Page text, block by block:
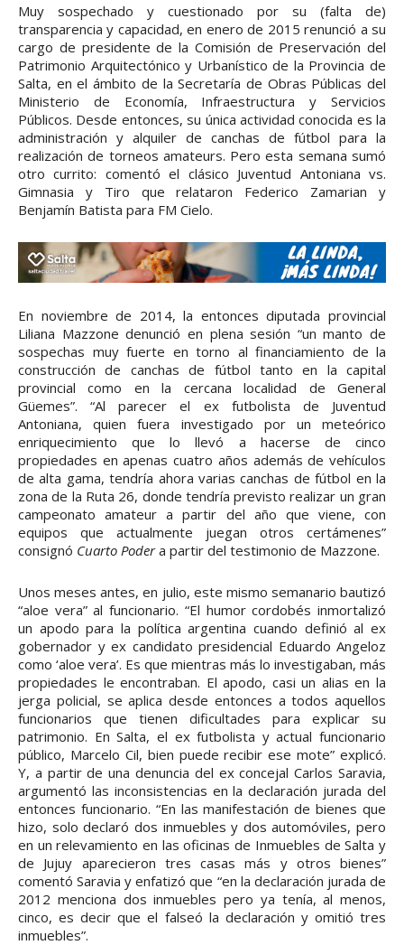
Muy sospechado y cuestionado por su (falta de)
transparencia y capacidad, en enero de 2015 renunció a su
cargo de presidente de la Comisión de Preservación del
Patrimonio Arquitectónico y Urbanístico de la Provincia de
Salta, en el ámbito de la Secretaría de Obras Públicas del
Ministerio de Economía, Infraestructura y Servicios
Públicos. Desde entonces, su única actividad conocida es la
administración y alquiler de canchas de fútbol para la
realización de torneos amateurs. Pero esta semana sumó
otro currito: comentó el clásico Juventud Antoniana vs.
Gimnasia y Tiro que relataron Federico Zamarian y
Benjamín Batista para FM Cielo.
En noviembre de 2014, la entonces diputada provincial
Liliana Mazzone denunció en plena sesión “un manto de
sospechas muy fuerte en torno al financiamiento de la
construcción de canchas de fútbol tanto en la capital
provincial como en la cercana localidad de General
Güemes”. “Al parecer el ex futbolista de Juventud
Antoniana, quien fuera investigado por un meteórico
enriquecimiento que lo llevó a hacerse de cinco
propiedades en apenas cuatro años además de vehículos
de alta gama, tendría ahora varias canchas de fútbol en la
zona de la Ruta 26, donde tendría previsto realizar un gran
campeonato amateur a partir del año que viene, con
equipos que actualmente juegan otros certámenes”
consignó Cuarto Podera partir del testimonio de Mazzone.
Unos meses antes, en julio, este mismo semanario bautizó
“aloe vera” al funcionario. “El humor cordobés inmortalizó
un apodo para la política argentina cuando definió al ex
gobernador y ex candidato presidencial Eduardo Angeloz
como ‘aloe vera’. Es que mientras más lo investigaban, más
propiedades le encontraban. El apodo, casi un alias en la
jerga policial, se aplica desde entonces a todos aquellos
funcionarios que tienen dificultades para explicar su
patrimonio. En Salta, el ex futbolista y actual funcionario
público, Marcelo Cil, bien puede recibir ese mote” explicó.
Y, a partir de una denuncia del ex concejal Carlos Saravia,
argumentó las inconsistencias en la declaración jurada del
entonces funcionario. “En las manifestación de bienes que
hizo, solo declaró dos inmuebles y dos automóviles, pero
en un relevamiento en las oficinas de Inmuebles de Salta y
de Jujuy aparecieron tres casas más y otros bienes”
comentó Saravia y enfatizó que “en la declaración jurada de
2012 menciona dos inmuebles pero ya tenía, al menos,
cinco, es decir que el falseó la declaración y omitió tres
inmuebles”.